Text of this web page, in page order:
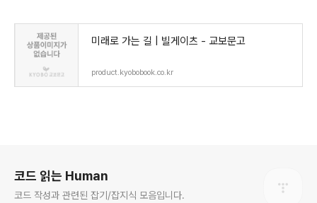
미래로 가는 길 | 빌게이츠 - 교보문고
product.kyobobook.co.kr
코드 읽는 Human
코드 작성과 관련된 잡기/잡지식 모음입니다.